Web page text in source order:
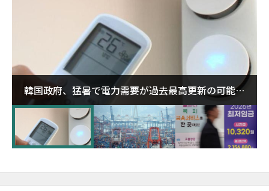
韓国政府、猛暑で電力需要が過去最高更新の可能性
に需給対応体制を点検